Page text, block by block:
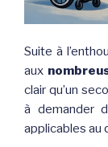
Suite à
aux
clair qu’un
à demander
applicables au